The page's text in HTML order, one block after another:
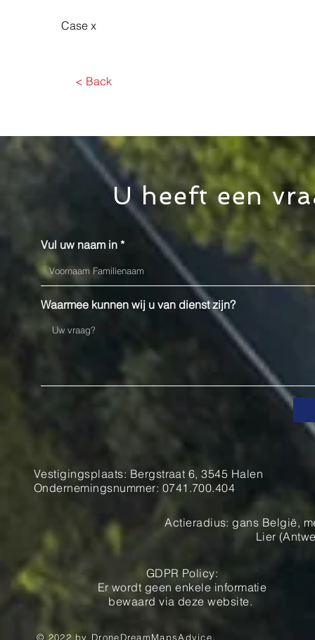
Case x
< Back
U heeft een
Vul uw naam in
Waarmee kunnen wij u van dienst zijn?
Vestigingsplaats: Bergstraat 6, 3545 Halen
Ondernemingsnummer: 0741.700.404
Actieradius: gans België,
Lier (A
GDPR Policy:
Er wordt geen enkele informatie
bewaard via deze website.
© 2022 by DroneDreamMapsAdvice.